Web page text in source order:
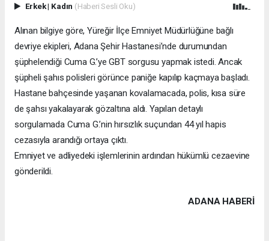
Erkek| Kadın (Haberi Sesli Oku)
Alınan bilgiye göre, Yüreğir İlçe Emniyet Müdürlüğüne bağlı
devriye ekipleri, Adana Şehir Hastanesi’nde durumundan
şüphelendiği Cuma G.’ye GBT sorgusu yapmak istedi. Ancak
şüpheli şahıs polisleri görünce paniğe kapılıp kaçmaya başladı.
Hastane bahçesinde yaşanan kovalamacada, polis, kısa süre
de şahsı yakalayarak gözaltına aldı. Yapılan detaylı
sorgulamada Cuma G.’nin hırsızlık suçundan 44 yıl hapis
cezasıyla arandığı ortaya çıktı.
Emniyet ve adliyedeki işlemlerinin ardından hükümlü cezaevine
gönderildi.
ADANA HABERİ